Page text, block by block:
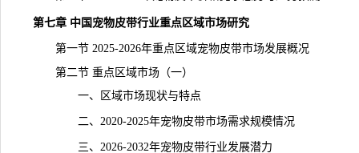
第七章 中国宠物皮带行业重点区域市场研究
第一节 2025-2026年重点区域宠物皮带市场发展概况
第二节 重点区域市场（一）
一、区域市场现状与特点
二、2020-2025年宠物皮带市场需求规模情况
三、2026-2032年宠物皮带行业发展潜力